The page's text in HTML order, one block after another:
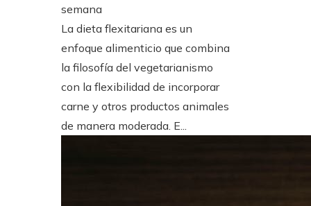
semana
La dieta flexitariana es un
enfoque alimenticio que combina
la filosofía del vegetarianismo
con la flexibilidad de incorporar
carne y otros productos animales
de manera moderada. E...